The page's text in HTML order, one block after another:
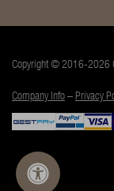
Copyright © 2016-2026
Company Info – Privacy